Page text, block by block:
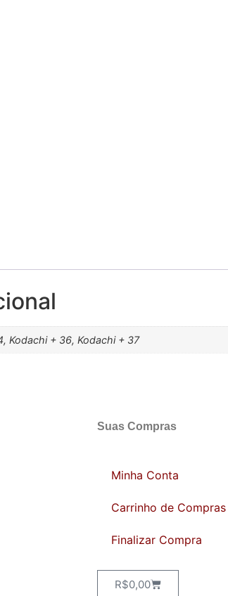
Kodachi + 36, Kodachi + 37
Suas Compras
Minha Conta
Carrinho de Compras
Finalizar Compra
R$0,00